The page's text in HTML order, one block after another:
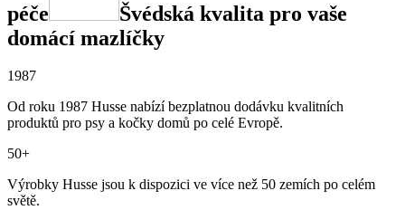
péče
Švédská kvalita pro vaše
domácí mazlíčky
1987
Od roku 1987 Husse nabízí bezplatnou dodávku kvalitních
produktů pro psy a kočky domů po celé Evropě.
50+
Výrobky Husse jsou k dispozici ve více než 50 zemích po celém
světě.